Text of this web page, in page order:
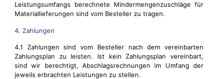
Leistungsumfangs berechnete Mindermengenzuschläge für
Materiallieferungen sind vom Besteller zu tragen.
4. Zahlungen
4.1 Zahlungen sind vom Besteller nach dem vereinbarten
Zahlungsplan zu leisten. Ist kein Zahlungsplan vereinbart,
sind wir berechtigt, Abschlagsrechnungen im Umfang der
jeweils erbrachten Leistungen zu stellen.